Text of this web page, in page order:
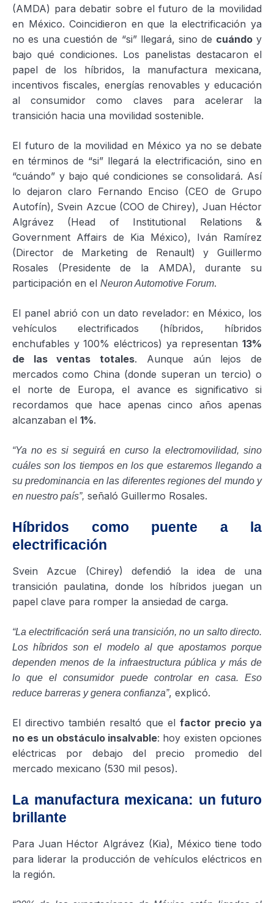
(AMDA) para debatir sobre el futuro de la movilidad
en México. Coincidieron en que la electrificación ya
no es una cuestión de “si” llegará, sino de cuándoy
bajo qué condiciones. Los panelistas destacaron el
papel de los híbridos, la manufactura mexicana,
incentivos fiscales, energías renovables y educación
al consumidor como claves para acelerar la
transición hacia una movilidad sostenible.
El futuro de la movilidad en México ya no se debate
en términos de “si” llegará la electrificación, sino en
“cuándo” y bajo qué condiciones se consolidará. Así
lo dejaron claro Fernando Enciso (CEO de Grupo
Autofín), Svein Azcue (COO de Chirey), Juan Héctor
Algrávez (Head of Institutional Relations &
Government Affairs de Kia México), Iván Ramírez
(Director de Marketing de Renault) y Guillermo
Rosales (Presidente de la AMDA), durante su
participación en el Neuron Automotive Forum.
El panel abrió con un dato revelador: en México, los
vehículos electrificados (híbridos, híbridos
enchufables y 100% eléctricos) ya representan 13%
de las ventas totales. Aunque aún lejos de
mercados como China (donde superan un tercio) o
el norte de Europa, el avance es significativo si
recordamos que hace apenas cinco años apenas
alcanzaban el 1%.
“Ya no es si seguirá en curso la electromovilidad, sino
cuáles son los tiempos en los que estaremos llegando a
su predominancia en las diferentes regiones del mundo y
en nuestro país”, señaló Guillermo Rosales.
Híbridos como puente a la
electrificación
Svein Azcue (Chirey) defendió la idea de una
transición paulatina, donde los híbridos juegan un
papel clave para romper la ansiedad de carga.
“La electrificación será una transición, no un salto directo.
Los híbridos son el modelo al que apostamos porque
dependen menos de la infraestructura pública y más de
lo que el consumidor puede controlar en casa. Eso
reduce barreras y genera confianza”, explicó.
El directivo también resaltó que el factor precio ya
no es un obstáculo insalvable: hoy existen opciones
eléctricas por debajo del precio promedio del
mercado mexicano (530 mil pesos).
La manufactura mexicana: un futuro
brillante
Para Juan Héctor Algrávez (Kia), México tiene todo
para liderar la producción de vehículos eléctricos en
la región.